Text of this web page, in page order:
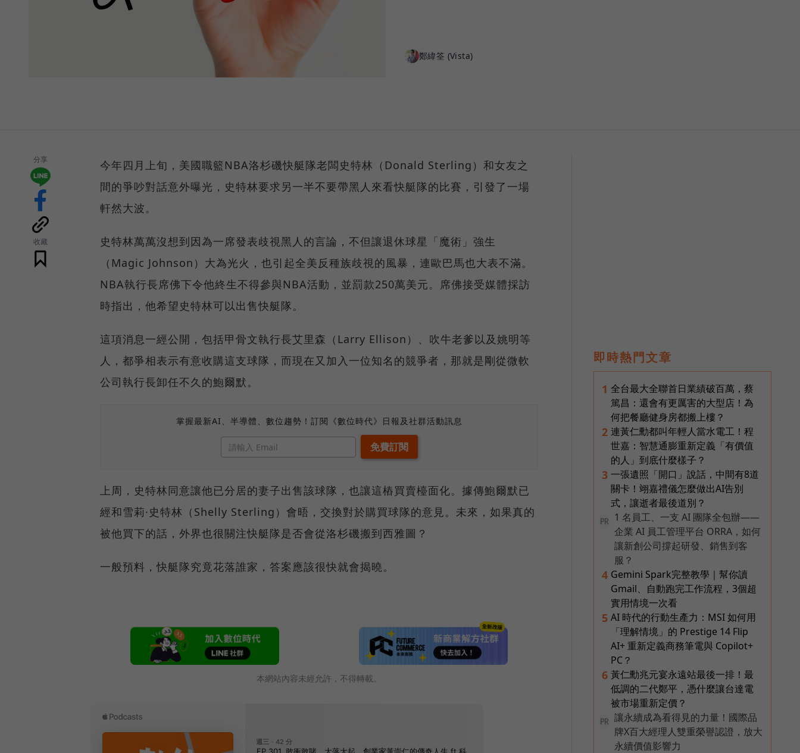
鄭緯筌 (Vista)
分享
收藏
今年四月上旬，美國職籃NBA洛杉磯快艇隊老闆史特林（Donald Sterling）和女友之
間的爭吵對話意外曝光，史特林要求另一半不要帶黑人來看快艇隊的比賽，引發了一場
軒然大波。
史特林萬萬沒想到因為一席發表歧視黑人的言論，不但讓退休球星「魔術」強生
（Magic Johnson）大為光火，也引起全美反種族歧視的風暴，連歐巴馬也大表不滿。
NBA執行長席佛下令他終生不得參與NBA活動，並罰款250萬美元。席佛接受媒體採訪
時指出，他希望史特林可以出售快艇隊。
這項消息一經公開，包括甲骨文執行長艾里森（Larry Ellison）、吹牛老爹以及姚明等
人，都爭相表示有意收購這支球隊，而現在又加入一位知名的競爭者，那就是剛從微軟
公司執行長卸任不久的鮑爾默。
掌握最新AI、半導體、數位趨勢！訂閱《數位時代》日報及社群活動訊息
上周，史特林同意讓他已分居的妻子出售該球隊，也讓這樁買賣檯面化。據傳鮑爾默已
經和雪莉·史特林（Shelly Sterling）會晤，交換對於購買球隊的意見。未來，如果真的
被他買下的話，外界也很關注快艇隊是否會從洛杉磯搬到西雅圖？
一般預料，快艇隊究竟花落誰家，答案應該很快就會揭曉。
本網站內容未經允許，不得轉載。
即時熱門文章
1 全台最大全聯首日業績破百萬，蔡
篤昌：還會有更厲害的大型店！為
何把餐廳健身房都搬上樓？
2 連黃仁勳都叫年輕人當水電工！程
世嘉：智慧通膨重新定義「有價值
的人」到底什麼樣子？
3 一張遺照「開口」說話，中間有8道
關卡！翊嘉禮儀怎麼做出AI告別
式，讓逝者最後道別？
PR
1 名員工、一支 AI 團隊全包辦——
企業 AI 員工管理平台 ORRA，如何
讓新創公司撐起研發、銷售到客
服？
4 Gemini Spark完整教學｜幫你讀
Gmail、自動跑完工作流程，3個超
實用情境一次看
5 AI 時代的行動生產力：MSI 如何用
「理解情境」的 Prestige 14 Flip
AI+ 重新定義商務筆電與 Copilot+
PC？
6 黃仁勳兆元宴永遠站最後一排！最
低調的二代鄭平，憑什麼讓台達電
被市場重新定價？
PR
讓永續成為看得見的力量！國際品
牌X百大經理人雙重榮譽認證，放大
永續價值影響力